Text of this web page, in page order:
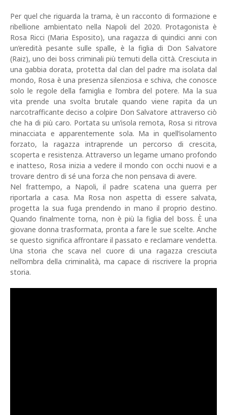
Per quel che riguarda la trama, è un racconto di formazione e
ribellione ambientato nella Napoli del 2020. Protagonista è
Rosa Ricci (Maria Esposito), una ragazza di quindici anni con
un’eredità pesante sulle spalle, è la figlia di Don Salvatore
(Raiz), uno dei boss criminali più temuti della città. Cresciuta in
una gabbia dorata, protetta dal clan del padre ma isolata dal
mondo, Rosa è una presenza silenziosa e schiva, che conosce
solo le regole della famiglia e l’ombra del potere. Ma la sua
vita prende una svolta brutale quando viene rapita da un
narcotrafficante deciso a colpire Don Salvatore attraverso ciò
che ha di più caro. Portata su un’isola remota, Rosa si ritrova
minacciata e apparentemente sola. Ma in quell’isolamento
forzato, la ragazza intraprende un percorso di crescita,
scoperta e resistenza. Attraverso un legame umano profondo
e inatteso, Rosa inizia a vedere il mondo con occhi nuovi e a
trovare dentro di sé una forza che non pensava di avere.
Nel frattempo, a Napoli, il padre scatena una guerra per
riportarla a casa. Ma Rosa non aspetta di essere salvata,
progetta la sua fuga prendendo in mano il proprio destino.
Quando finalmente torna, non è più la figlia del boss. È una
giovane donna trasformata, pronta a fare le sue scelte. Anche
se questo significa affrontare il passato e reclamare vendetta.
Una storia che scava nel cuore di una ragazza cresciuta
nell’ombra della criminalità, ma capace di riscrivere la propria
storia.